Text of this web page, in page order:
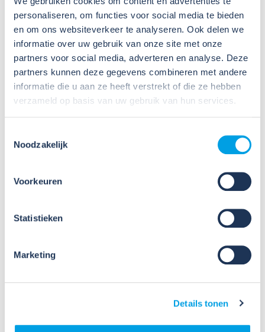
personaliseren, om functies voor social media te bieden
en om ons websiteverkeer te analyseren. Ook delen we
informatie over uw gebruik van onze site met onze
partners voor social media, adverteren en analyse. Deze
partners kunnen deze gegevens combineren met andere
informatie die u aan ze heeft verstrekt of die ze hebben
verzameld op basis van uw gebruik van hun services.
Noodzakelijk
Voorkeuren
Statistieken
Marketing
Details tonen
Zodra een regeling te maken heeft met
arbeidsomstandigheden, heeft de OR hier iets over te
zeggen. Alle regelingen die dus te maken hebben
met arbeidsomstandigheden, moeten eerst
voorgelegd worden aan de OR
Wat als er geen OR is?
moeten werknemers advies kunnen geven over de
RI&E en het plan van aanpak. Bij bedrijven met minder
algemene overlegverplichting over de RI&E en het